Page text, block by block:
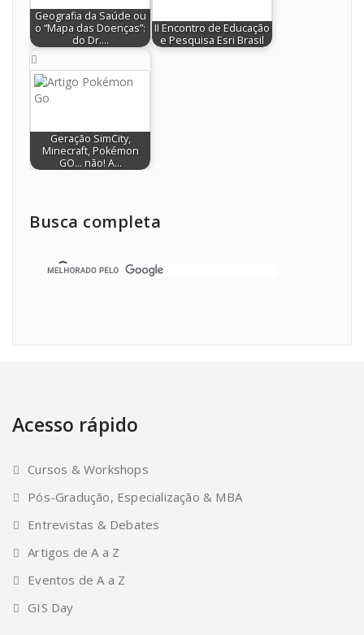
Geografia da Saúde ou
o “Mapa das Doenças”:
do Dr.…
II Encontro de Educação
e Pesquisa Esri Brasil
Geração SimCity,
Minecraft, Pokémon
GO… não! A…
Busca completa
Acesso rápido
Cursos & Workshops
Pós-Gradução, Especialização & MBA
Entrevistas & Debates
Artigos de A a Z
Eventos de A a Z
GIS Day